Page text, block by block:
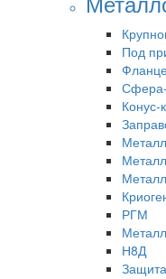
Под
Сфера-
Конус-
РГМ
Н8Д